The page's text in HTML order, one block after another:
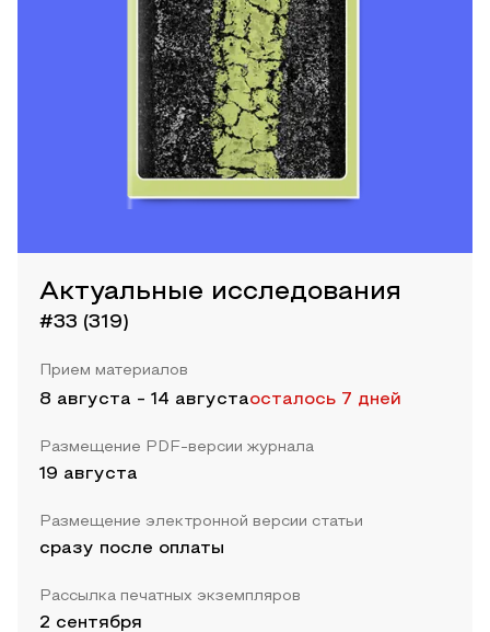
Актуальные исследования
#33 (319)
Прием материалов
8 августа - 14 августаосталось 7 дней
Размещение PDF-версии журнала
19 августа
Размещение электронной версии статьи
сразу после оплаты
Рассылка печатных экземпляров
2 сентября